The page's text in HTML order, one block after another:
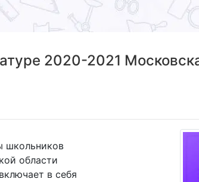
2020-2021
школьников
области
в себя